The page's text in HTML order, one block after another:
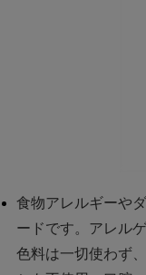
食物アレルギーや
ードです。アレル
色料は一切使わず